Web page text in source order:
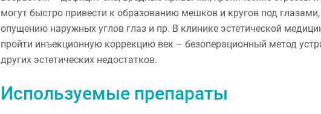
могут быстро привести к образованию мешков и кругов под глазами,
опущению наружных углов глаз и пр. В клинике эстетической
пройти инъекционную коррекцию век – безоперационный метод
других эстетических недостатков.
Используемые препараты